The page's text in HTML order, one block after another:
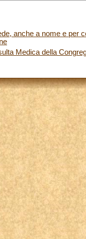
anche a nome e per
Medica della